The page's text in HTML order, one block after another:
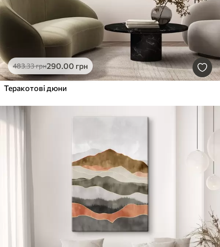
483.33грн290.00 грн
Теракотові дюни